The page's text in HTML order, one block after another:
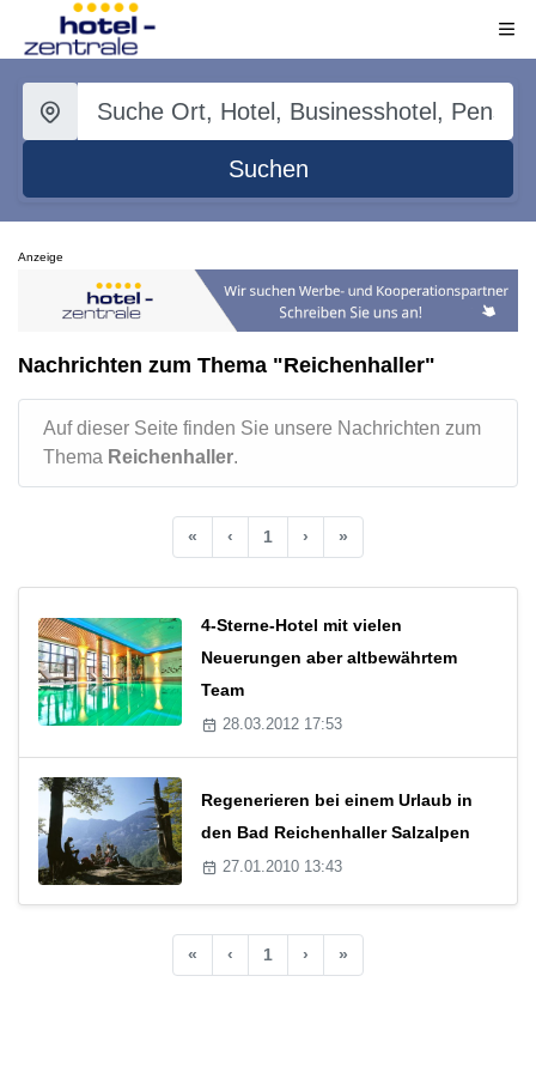
Suchen
Anzeige
Nachrichten zum Thema "Reichenhaller"
Auf dieser Seite finden Sie unsere Nachrichten zum
Thema Reichenhaller.
« ‹ 1 › »
4-Sterne-Hotel mit vielen
Neuerungen aber altbewährtem
Team
28.03.2012 17:53
Regenerieren bei einem Urlaub in
den Bad Reichenhaller Salzalpen
27.01.2010 13:43
« ‹ 1 › »